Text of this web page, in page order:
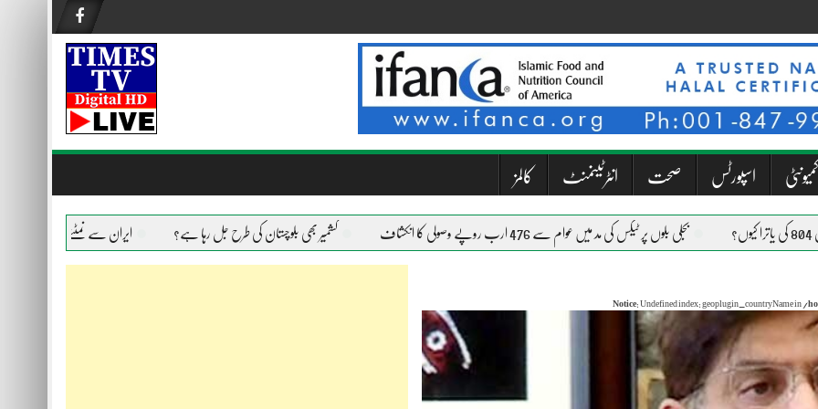
کمیونٹی اسپورٹس صحت انٹرٹینمنٹ کالمز
بجلی بلوں پر ٹیکس کی مد میں عوام سے 476 ارب روپے وصولی کا انکشاف کشمیر بھی بلوچستان کی طرح جل رہا ہے؟ ایران سے نمٹنے کے لیے امریکا
Notice: Undefined index: geoplugin_countryName in /